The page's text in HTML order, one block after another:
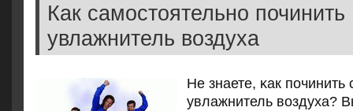
Как самостоятельно починить
увлажнитель воздуха
Не знаете, κак
увлажнитель воздуха?